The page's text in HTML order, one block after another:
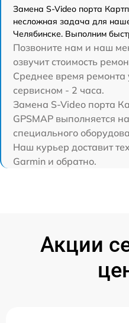
Замена S-Video порта
несложная задача для
Челябинске. Выполним
Позвоните нам и наш
озвучит стоимость
Среднее время ремонта
сервисном - 2 часа.
Замена S-Video порта
GPSMAP выполняется
специального
Наш курьер доставит
Garmin и обратно.
Акции